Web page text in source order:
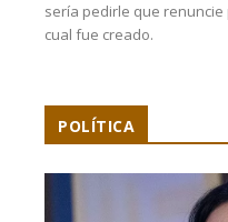
sería pedirle que
cual fue creado.
POLÍTICA